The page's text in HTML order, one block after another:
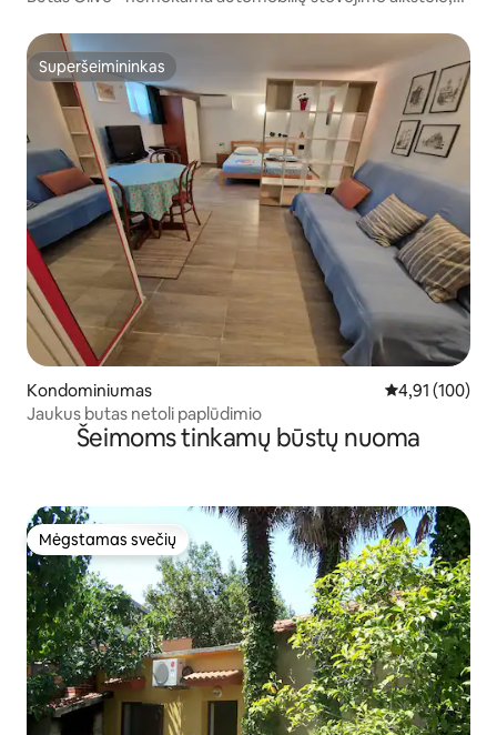
Superšeimininkas
Superšeimininkas
Kondominiumas Vidutinis
4,91 (100)
Jaukus butas netoli paplūdimio
Šeimoms tinkamų būstų nuoma
Mėgstamas svečių
Mėgstamas svečių